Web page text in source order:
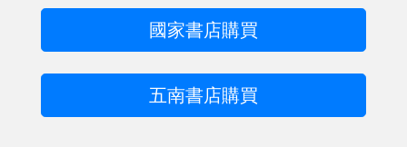
國家書店購買
五南書店購買